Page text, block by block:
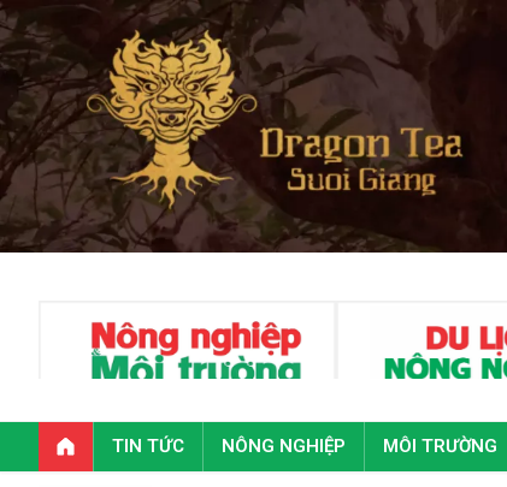
TIN TỨC NÔNG NGHIỆP MÔI TRƯỜNG